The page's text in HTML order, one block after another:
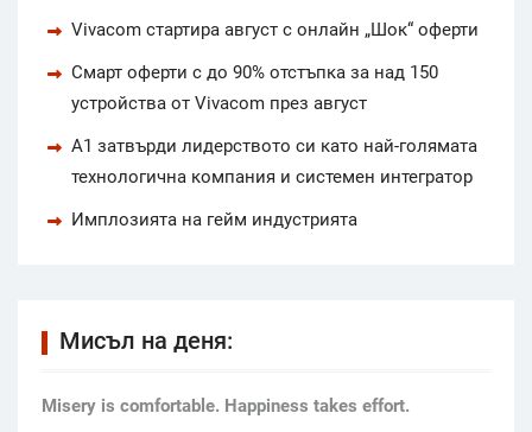
Vivacom стартира август с онлайн „Шок“ оферти
Смарт оферти с до 90% отстъпка за над 150
устройства от Vivacom през август
А1 затвърди лидерството си като най-голямата
технологична компания и системен интегратор
Имплозията на гейм индустрията
Мисъл на деня:
Мisery is comfortable. Happiness takes effort.